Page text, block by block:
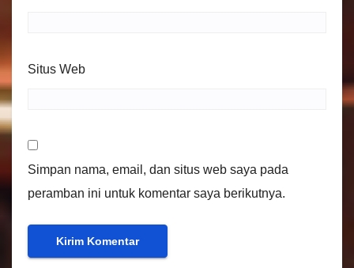
Situs Web
Simpan nama, email, dan situs web saya pada
peramban ini untuk komentar saya berikutnya.